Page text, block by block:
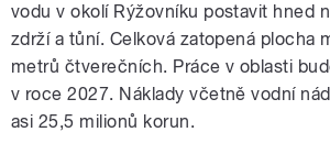
vodu v okolí Rýžovníku postavit hned
zdrží a tůní. Celková zatopená plocha
metrů čtverečních. Práce v oblasti
v roce 2027. Náklady včetně vodní
asi 25,5 milionů korun.